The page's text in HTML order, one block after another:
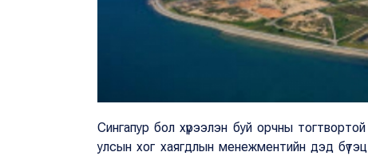
Сингапур бол хүрээлэн буй орчны
улсын хог хаягдлын менежментийн дэд